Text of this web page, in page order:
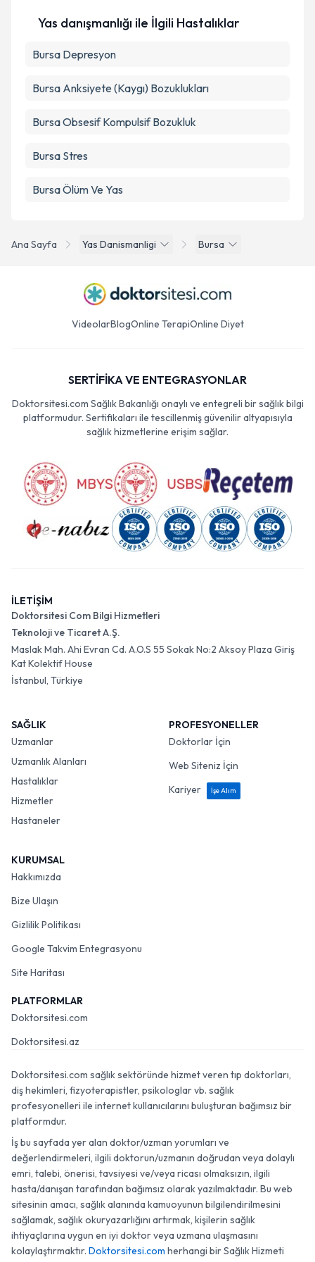
Ana Sayfa Yas Danismanligi Bursa
Yas danışmanlığı ile İlgili Hastalıklar
Bursa Depresyon
Bursa Anksiyete (Kaygı) Bozuklukları
Bursa Obsesif Kompulsif Bozukluk
Bursa Stres
Bursa Ölüm Ve Yas
VideolarBlogOnline TerapiOnline Diyet
SERTİFİKA VE ENTEGRASYONLAR
Doktorsitesi.com Sağlık Bakanlığı onaylı ve entegreli bir sağlık bilgi
platformudur. Sertifikaları ile tescillenmiş güvenilir altyapısıyla
sağlık hizmetlerine erişim sağlar.
İLETİŞİM
Doktorsitesi Com Bilgi Hizmetleri
Teknoloji ve Ticaret A.Ş.
Maslak Mah. Ahi Evran Cd. A.O.S 55 Sokak No:2 Aksoy Plaza Giriş
Kat Kolektif House
İstanbul, Türkiye
SAĞLIK
Uzmanlar
Uzmanlık Alanları
Hastalıklar
Hizmetler
Hastaneler
PROFESYONELLER
Doktorlar İçin
Web Siteniz İçin
Kariyer
İşe Alım
KURUMSAL
Hakkımızda
Bize Ulaşın
Gizlilik Politikası
Google Takvim Entegrasyonu
Site Haritası
PLATFORMLAR
Doktorsitesi.com
Doktorsitesi.az
Doktorsitesi.com sağlık sektöründe hizmet veren tıp doktorları,
diş hekimleri, fizyoterapistler, psikologlar vb. sağlık
profesyonelleri ile internet kullanıcılarını buluşturan bağımsız bir
platformdur.
İş bu sayfada yer alan doktor/uzman yorumları ve
değerlendirmeleri, ilgili doktorun/uzmanın doğrudan veya dolaylı
emri, talebi, önerisi, tavsiyesi ve/veya ricası olmaksızın, ilgili
hasta/danışan tarafından bağımsız olarak yazılmaktadır. Bu web
sitesinin amacı, sağlık alanında kamuoyunun bilgilendirilmesini
sağlamak, sağlık okuryazarlığını artırmak, kişilerin sağlık
ihtiyaçlarına uygun en iyi doktor veya uzmana ulaşmasını
kolaylaştırmaktır. Doktorsitesi.com herhangi bir Sağlık Hizmeti